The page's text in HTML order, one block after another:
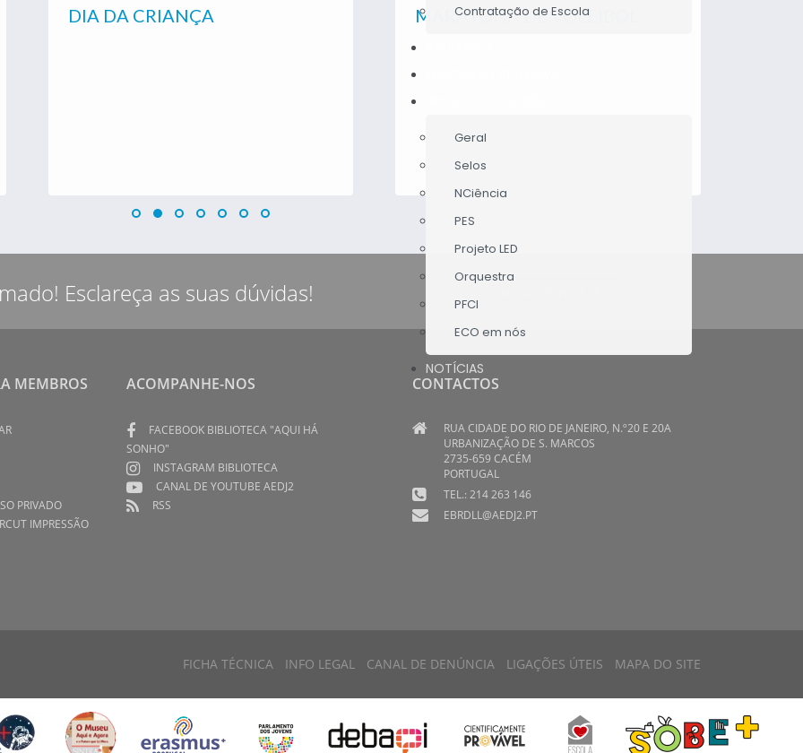
Contratação de Escola
Geral
Selos
NCiência
PES
Projeto LED
Orquestra
PFCI
ECO em nós
NOTÍCIAS
DIA DA CRIANÇA MARATONA DE VOLEIBOL
Esclareça as suas dúvidas!
MEMBROS
PRIVADO
IMPRESSÃO
ACOMPANHE-NOS
FACEBOOK BIBLIOTECA "AQUI HÁ
SONHO"
INSTAGRAM BIBLIOTECA
CANAL DE YOUTUBE AEDJ2
RSS
CONTACTOS
RUA CIDADE DO RIO DE JANEIRO, N.º20 E 20A
URBANIZAÇÃO DE S. MARCOS
2735-659 CACÉM
PORTUGAL
TEL.: 214 263 146
EBRDLL@AEDJ2.PT
FICHA TÉCNICA INFO LEGAL CANAL DE DENÚNCIA LIGAÇÕES ÚTEIS MAPA DO SITE